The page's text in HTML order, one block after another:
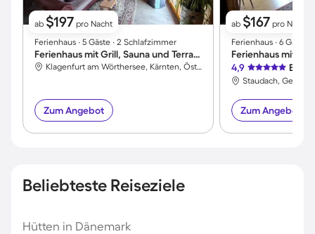
ab $197 pro Nacht
Ferienhaus ∙ 5 Gäste ∙ 2 Schlafzimmer
Ferienhaus mit Grill, Sauna und Terrasse
Klagenfurt am Wörthersee, Kärnten, Österreich
Zum Angebot
ab $167 pro Nacht
Ferienhaus ∙ 6 Gäste
4,9
Zum Angebot
Beliebteste Reiseziele
Hütten in Dänemark